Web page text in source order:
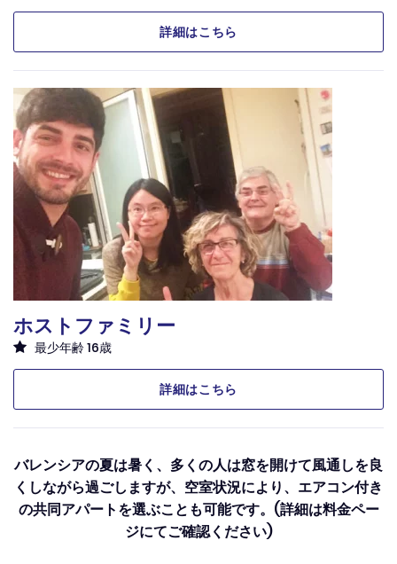
詳細はこちら
ホストファミリー
最少年齢 16歳
詳細はこちら
バレンシアの夏は暑く、多くの人は窓を開けて風通しを良
くしながら過ごしますが、空室状況により、エアコン付き
の共同アパートを選ぶことも可能です。(詳細は料金ペー
ジにてご確認ください)